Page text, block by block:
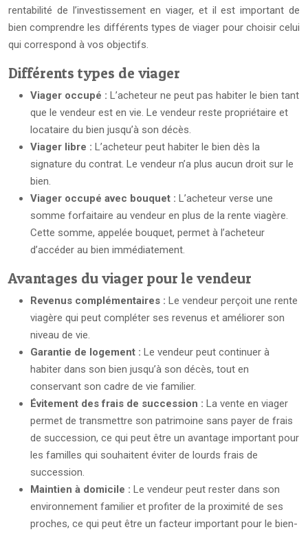
rentabilité de l’investissement en viager, et il est important de
bien comprendre les différents types de viager pour choisir celui
qui correspond à vos objectifs.
Différents types de viager
Viager occupé : L’acheteur ne peut pas habiter le bien tant
que le vendeur est en vie. Le vendeur reste propriétaire et
locataire du bien jusqu’à son décès.
Viager libre : L’acheteur peut habiter le bien dès la
signature du contrat. Le vendeur n’a plus aucun droit sur le
bien.
Viager occupé avec bouquet : L’acheteur verse une
somme forfaitaire au vendeur en plus de la rente viagère.
Cette somme, appelée bouquet, permet à l’acheteur
d’accéder au bien immédiatement.
Avantages du viager pour le vendeur
Revenus complémentaires : Le vendeur perçoit une rente
viagère qui peut compléter ses revenus et améliorer son
niveau de vie.
Garantie de logement : Le vendeur peut continuer à
habiter dans son bien jusqu’à son décès, tout en
conservant son cadre de vie familier.
Évitement des frais de succession : La vente en viager
permet de transmettre son patrimoine sans payer de frais
de succession, ce qui peut être un avantage important pour
les familles qui souhaitent éviter de lourds frais de
succession.
Maintien à domicile : Le vendeur peut rester dans son
environnement familier et profiter de la proximité de ses
proches, ce qui peut être un facteur important pour le bien-